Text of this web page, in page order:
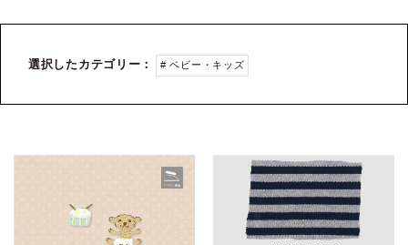
選択したカテゴリー： # ベビー・キッズ